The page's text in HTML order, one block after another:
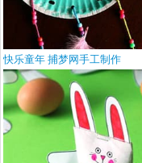
快乐童年 捕梦网手工制作